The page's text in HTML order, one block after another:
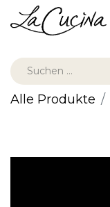
Alle Produkte